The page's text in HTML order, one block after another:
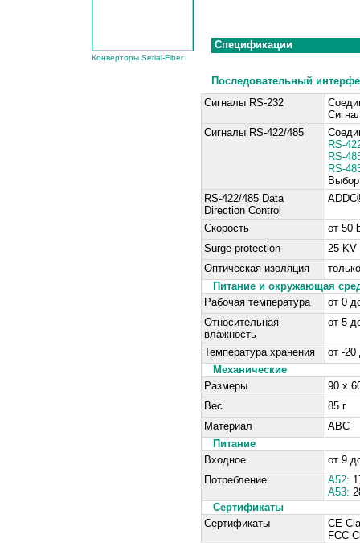
Конверторы Serial-Fiber
Спецификации
Последовательный
Сигналы RS-232
Сигналы RS-422/485
RS-
RS-
RS-
RS-422/485 Data
Direction Control
Скорость
от 50
Surge protection
25 KV
Оптическая изоляция
Питание и окружающая
Рабочая температура
от 0
Относительная
влажность
от 5
Температура хранения
от -20
Механические
Размеры
90 x
Вес
85 г
Материал
ABC
Питание
Входное
от 9
Потребление
A52:
A53:
Сертификаты
Сертификаты
CE
FCC